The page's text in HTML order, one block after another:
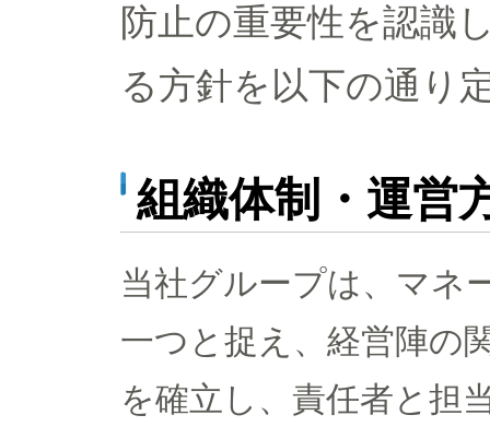
防止の重要性を認識
る方針を以下の通り
組織体制・運営
当社グループは、マネ
一つと捉え、経営陣の
を確立し、責任者と担